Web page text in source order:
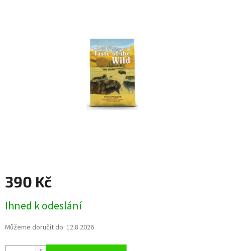
390 Kč
cena:
Ihned k odeslání
Můžeme doručit do: 12.8.2026